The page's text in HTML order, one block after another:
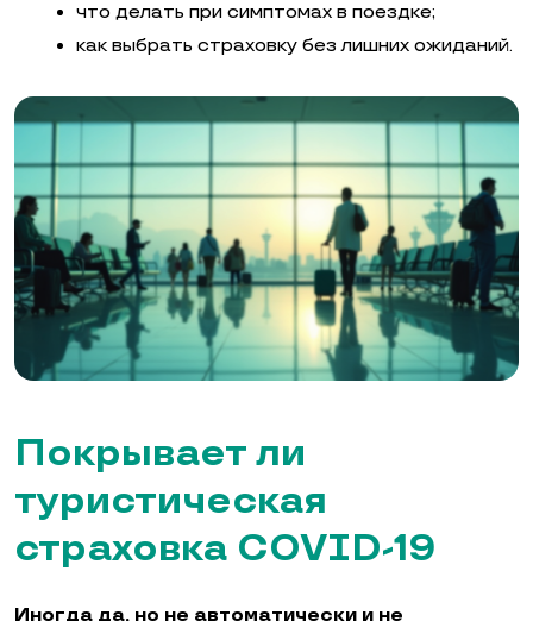
что делать при симптомах в поездке;
как выбрать страховку без лишних ожиданий.
Покрывает ли
туристическая
страховка COVID-19
Иногда да, но не автоматически и не